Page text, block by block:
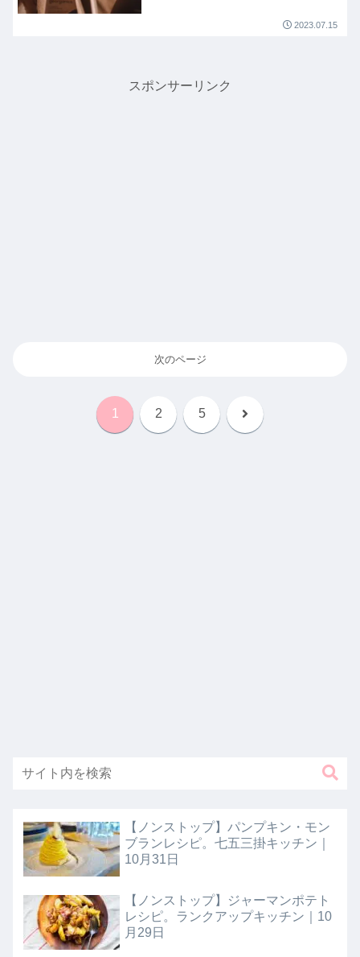
2023.07.15
スポンサーリンク
次のページ
1 2 5 次
【ノンストップ】パンプキン・モン
ブランレシピ。七五三掛キッチン｜
10月31日
【ノンストップ】ジャーマンポテト
レシピ。ランクアップキッチン｜10
月29日